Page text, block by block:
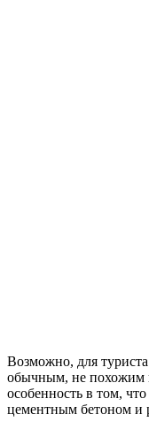
Возможно, для
обычным, не похожим
особенность в том,
цементным бетоном и